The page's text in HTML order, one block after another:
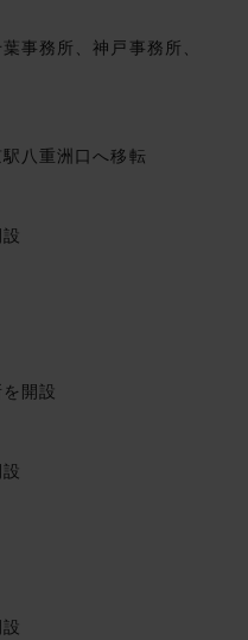
事務所、神戸事務所、
八重洲口へ移転
開設